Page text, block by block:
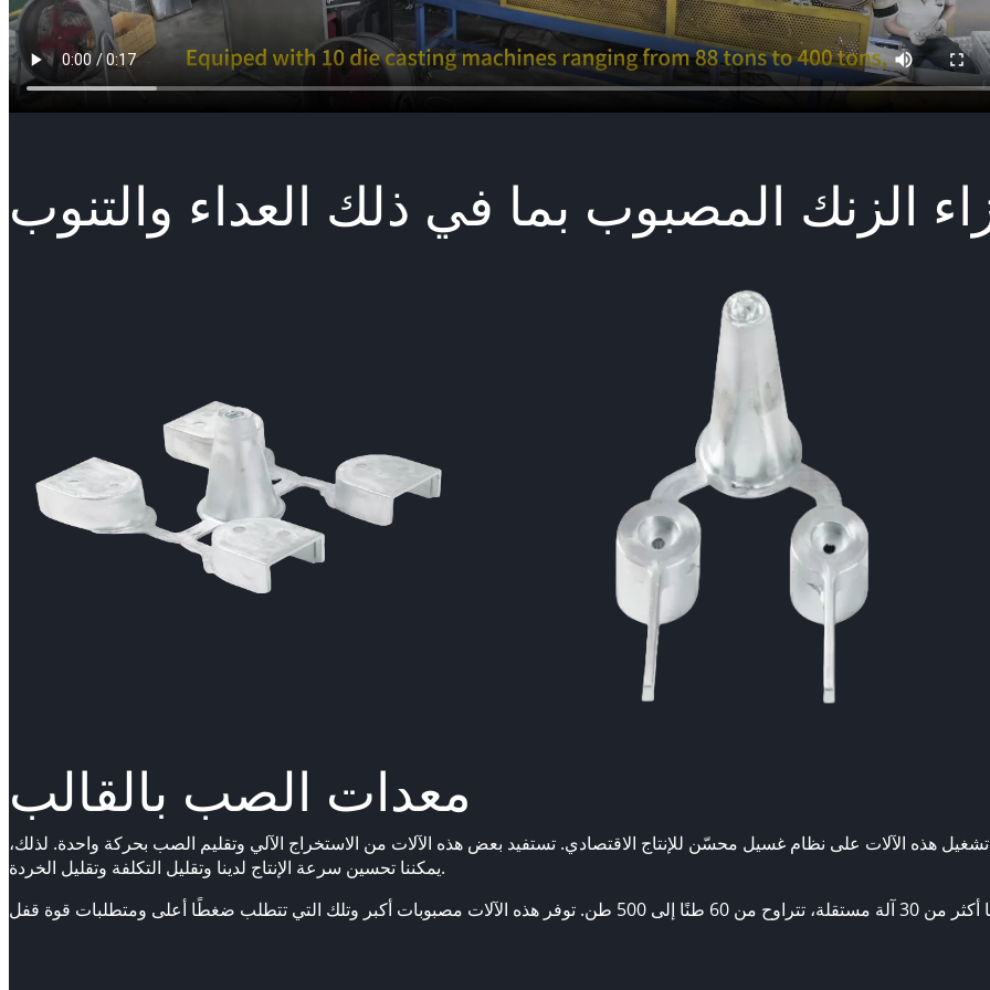
الزنك المصبوب بما في ذلك العداء والتنوب
معدات الصب بالقالب
أكثر من خمسين (50) آلة من 14 إلى 16 طنًا. يتم تشغيل هذه الآلات على نظام غسيل محسّن للإنتاج الاقتصادي. تستفيد بعض هذه الآلات من الاستخراج الآلي وتقليم الصب بحركة واحدة. لذلك،
يمكننا تحسين سرعة الإنتاج لدينا وتقليل التكلفة وتقليل الخردة.